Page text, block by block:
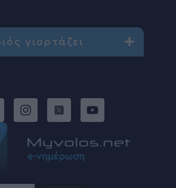
γιορτάζει